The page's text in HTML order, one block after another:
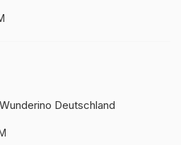
Wunderino Deutschland